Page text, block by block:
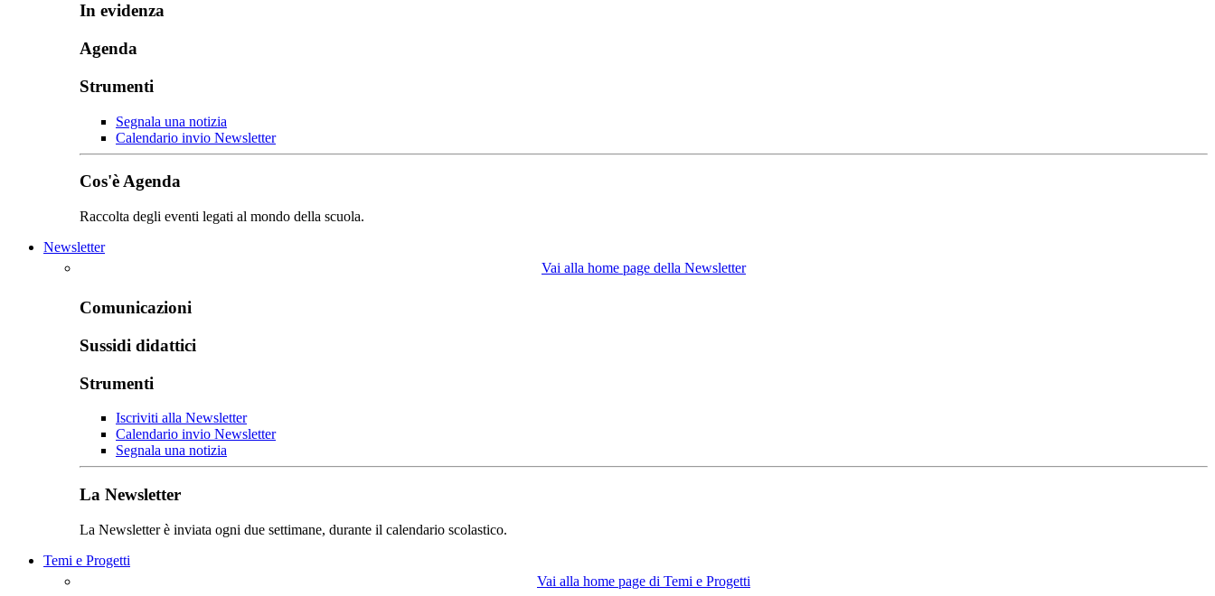
In evidenza
Agenda
Strumenti
Segnala una notizia
Calendario invio Newsletter
Cos'è Agenda
Raccolta degli eventi legati al mondo della scuola.
Newsletter
Vai alla home page della Newsletter
Comunicazioni
Sussidi didattici
Strumenti
Iscriviti alla Newsletter
Calendario invio Newsletter
Segnala una notizia
La Newsletter
La Newsletter è inviata ogni due settimane, durante il calendario scolastico.
Temi e Progetti
Vai alla home page di Temi e Progetti